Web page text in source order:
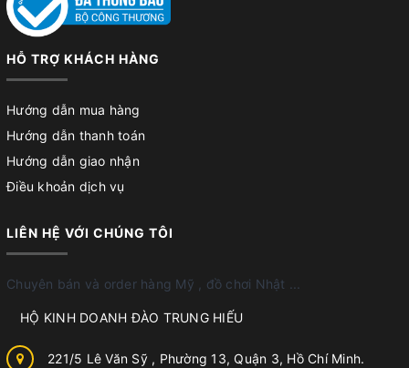
HỖ TRỢ KHÁCH HÀNG
Hướng dẫn mua hàng
Hướng dẫn thanh toán
Hướng dẫn giao nhận
Điều khoản dịch vụ
LIÊN HỆ VỚI CHÚNG TÔI
Chuyên bán và order hàng Mỹ , đồ chơi Nhật ...
HỘ KINH DOANH ĐÀO TRUNG HIẾU
221/5 Lê Văn Sỹ , Phường 13, Quận 3, Hồ Chí Minh.